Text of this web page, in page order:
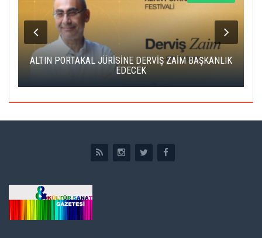
PORTAKAL JÜRİSİNE DERVİŞ ZAİM BAŞKANLIK
CAS